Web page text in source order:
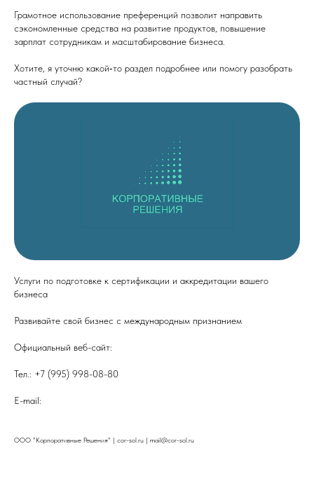
Грамотное использование преференций позволит направить
сэкономленные средства на развитие продуктов, повышение
зарплат сотрудникам и масштабирование бизнеса.
Хотите, я уточню какой‑то раздел подробнее или помогу разобрать
частный случай?
Услуги по подготовке к сертификации и аккредитации вашего
бизнеса
Развивайте свой бизнес с международным признанием
Официальный веб-сайт:
Тел.: +7 (995) 998-08-80
E-mail:
ООО "Корпоративные Решения" | cor-sol.ru | mail@cor-sol.ru